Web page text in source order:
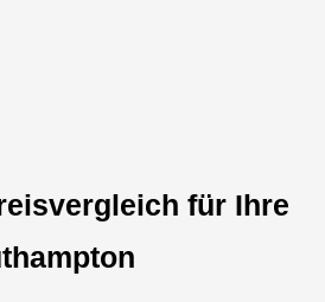
für Ihre